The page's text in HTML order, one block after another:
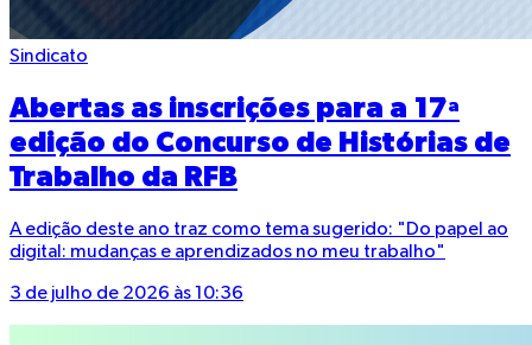
Sindicato
Abertas as inscrições para a 17ª
edição do Concurso de Histórias de
Trabalho da RFB
A edição deste ano traz como tema sugerido: "Do papel ao
digital: mudanças e aprendizados no meu trabalho"
3 de julho de 2026 às 10:36